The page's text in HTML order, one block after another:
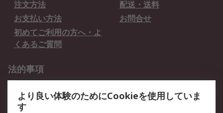
注文方法
配送・送料
お支払い方法
お問合せ
初めてご利用の方へ・よ
くあるご質問
法的事項
クッキーポリシー
より良い体験のためにCookieを使用していま
す